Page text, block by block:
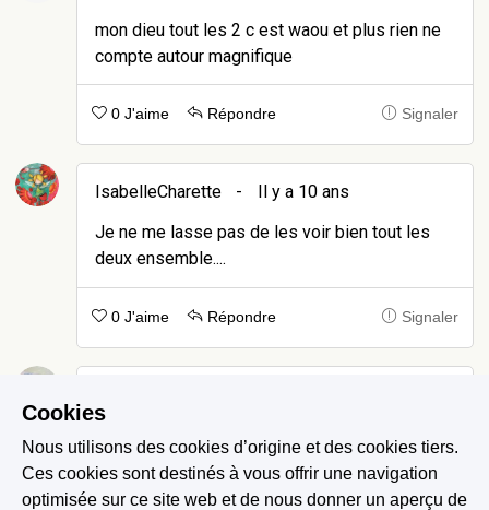
mon dieu tout les 2 c est waou et plus rien ne
compte autour magnifique
0 J'aime Répondre Signaler
IsabelleCharette -
Il y a 10 ans
Je ne me lasse pas de les voir bien tout les
deux ensemble....
0 J'aime Répondre Signaler
Ils se complète entièrement alalala et
qu'elletension entre eux pouffff j'adore
toujours au temps ton histoire
Cookies
Nous utilisons des cookies d’origine et des cookies tiers.
Ces cookies sont destinés à vous offrir une navigation
optimisée sur ce site web et de nous donner un aperçu de